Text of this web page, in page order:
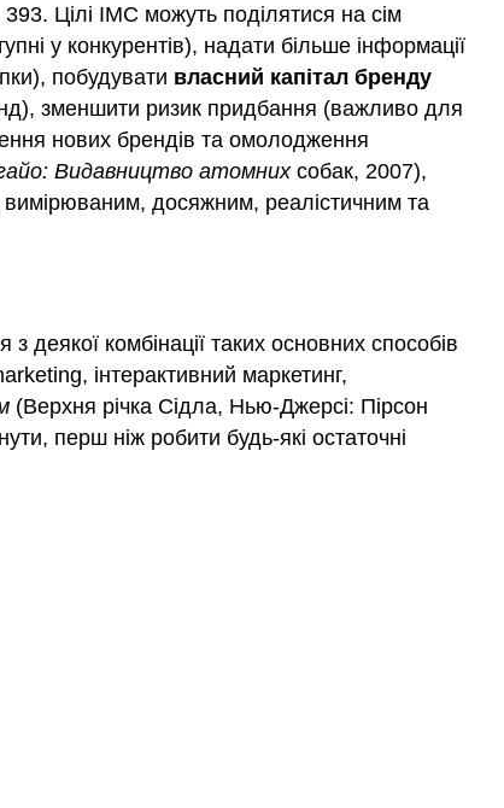
Цілі IMC можуть поділятися на сім
у конкурентів), надати більше інформації
побудувати власний капітал бренду
зменшити ризик придбання (важливо для
нових брендів та омолодження
Видавництво атомнихсобак, 2007),
вимірюваним, досяжним, реалістичним та
комбінації таких основних способів
інтерактивний маркетинг,
(Верхня річка Сідла, Нью-Джерсі: Пірсон
перш ніж робити будь-які остаточні